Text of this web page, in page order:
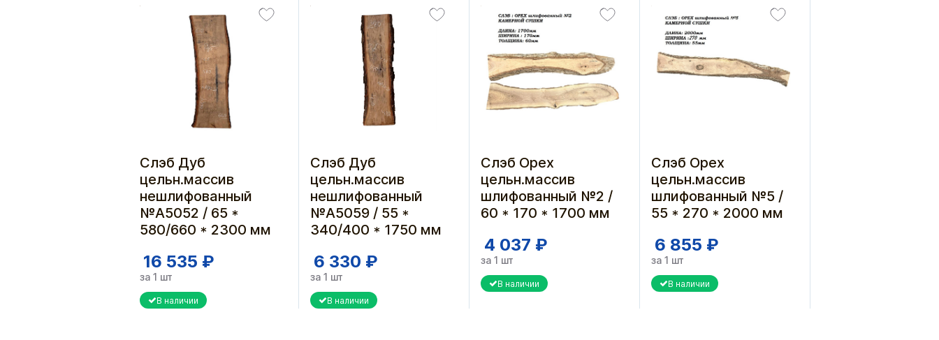
Слэб Дуб
цельн.массив
нешлифованный
№A5052 / 65 *
580/660 * 2300 мм
16 535 ₽
за 1 шт
В наличии
Слэб Дуб
цельн.массив
нешлифованный
№A5059 / 55 *
340/400 * 1750 мм
6 330 ₽
за 1 шт
В наличии
Слэб Орех
цельн.массив
шлифованный №2 /
60 * 170 * 1700 мм
4 037 ₽
за 1 шт
В наличии
Слэб Орех
цельн.массив
шлифованный №5 /
55 * 270 * 2000 мм
6 855 ₽
за 1 шт
В наличии